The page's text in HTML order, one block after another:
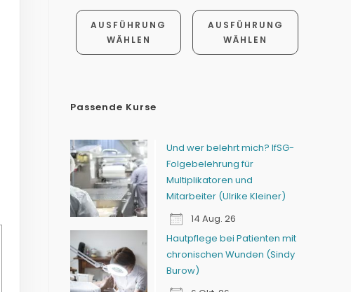
AUSFÜHRUNG
WÄHLEN
AUSFÜHRUNG
WÄHLEN
Passende Kurse
Und wer belehrt mich? IfSG-
Folgebelehrung für
Multiplikatoren und
Mitarbeiter (Ulrike Kleiner)
14 Aug. 26
Hautpflege bei Patienten mit
chronischen Wunden (Sindy
Burow)